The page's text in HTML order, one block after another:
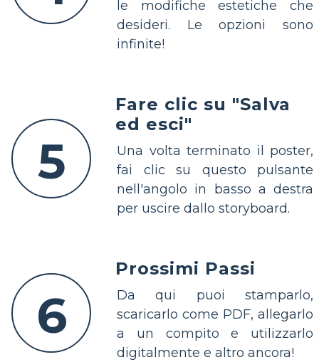
le modifiche estetiche che
desideri. Le opzioni sono
infinite!
5
Fare clic su "Salva
ed esci"
Una volta terminato il poster,
fai clic su questo pulsante
nell'angolo in basso a destra
per uscire dallo storyboard.
6
Prossimi Passi
Da qui puoi stamparlo,
scaricarlo come PDF, allegarlo
a un compito e utilizzarlo
digitalmente e altro ancora!